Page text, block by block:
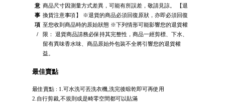
意
事
項
/
商品尺寸因測量方式差異，可能有所誤差，敬請見諒。 【退
換貨注意事項】 ※退貨的商品必須回復原狀，亦即必須回復
至您收到商品時的原始狀態 ※下列情形可能影響您的退貨權
限： 退貨商品請務必保持其完整性，商品一經剪標、下水、
留有異味香水味、商品原始外包裝不全將引響您的退貨權
益。
最佳賣點
最佳賣點 : 1.可水洗可丟洗衣機,洗完後晾乾即可再使用
2.自行剪裁,不規則或是畸零空間都可以貼滿